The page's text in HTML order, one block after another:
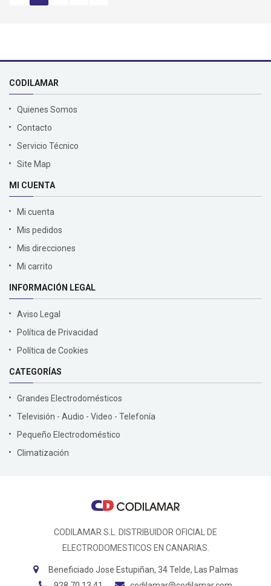
CODILAMAR
Quienes Somos
Contacto
Servicio Técnico
Site Map
MI CUENTA
Mi cuenta
Mis pedidos
Mis direcciones
Mi carrito
INFORMACIÓN LEGAL
Aviso Legal
Política de Privacidad
Política de Cookies
CATEGORÍAS
Grandes Electrodomésticos
Televisión - Audio - Video - Telefonía
Pequeño Electrodoméstico
Climatización
CODILAMAR S.L. DISTRIBUIDOR OFICIAL DE
ELECTRODOMESTICOS EN CANARIAS.
Beneficiado Jose Estupiñan, 34 Telde, Las Palmas